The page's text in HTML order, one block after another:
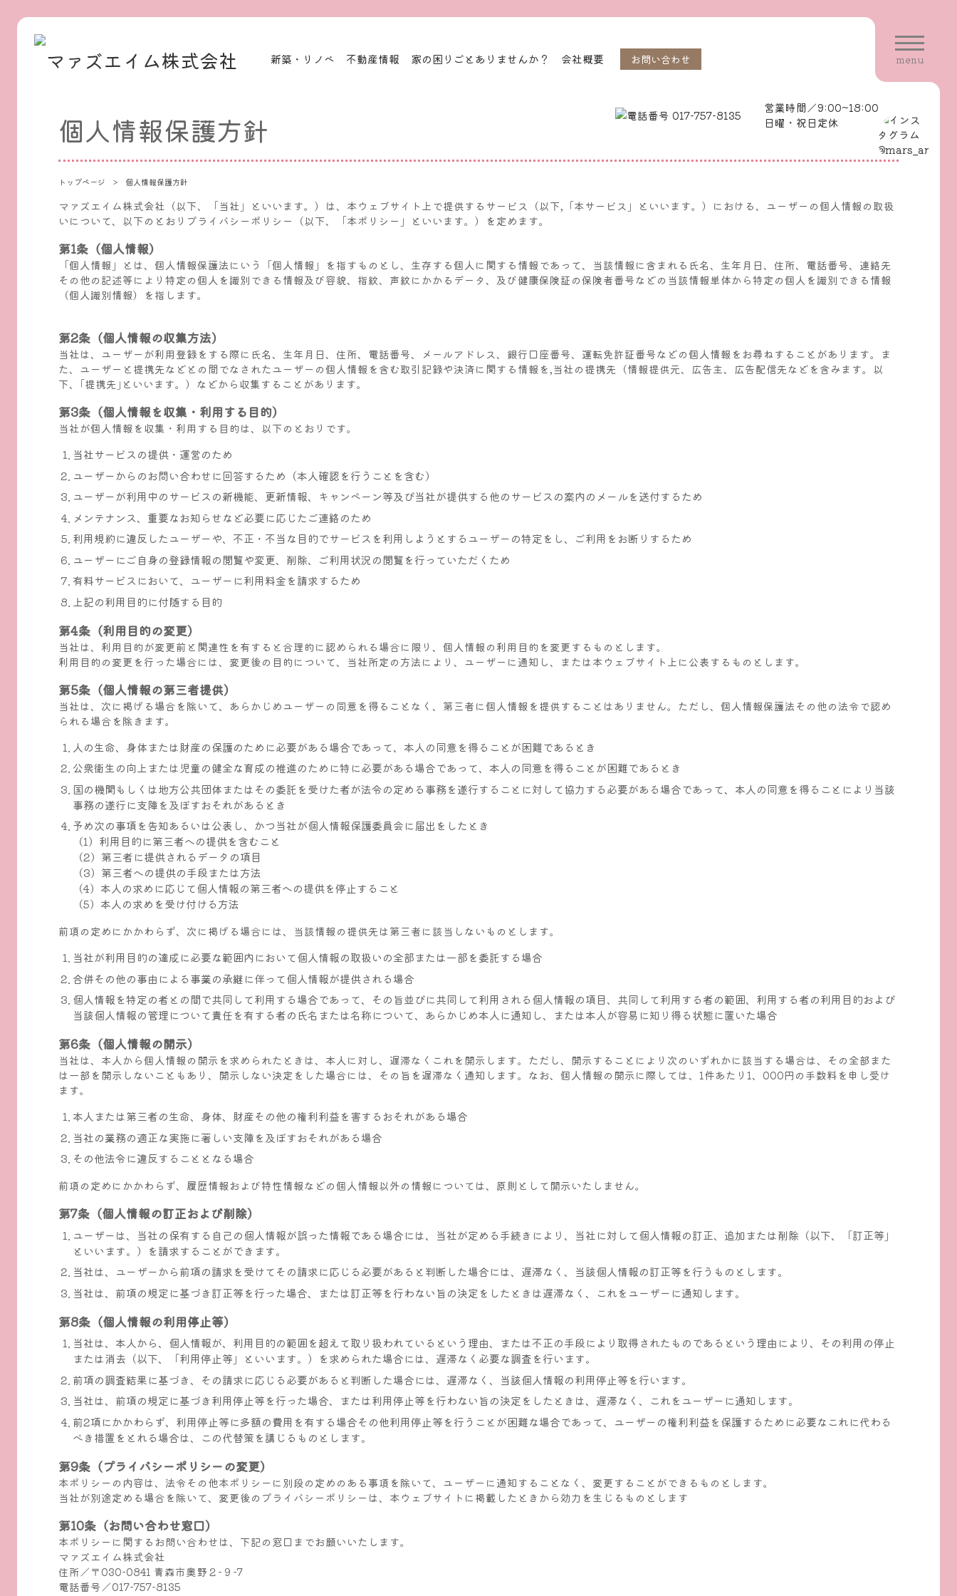
新築・リノベ 不動産情報 家の困りごとありませんか？ 会社概要 お問い合わせ menu
営業時間／9:00~18:00
日曜・祝日定休
個人情報保護方針
トップページ 個人情報保護方針
マァズエイム株式会社（以下、「当社」といいます。）は、本ウェブサイト上で提供するサービス（以下,「本サービス」といいます。）における、ユーザーの個人情報の取扱
いについて、以下のとおりプライバシーポリシー（以下、「本ポリシー」といいます。）を定めます。
第1条（個人情報）
「個人情報」とは、個人情報保護法にいう「個人情報」を指すものとし、生存する個人に関する情報であって、当該情報に含まれる氏名、生年月日、住所、電話番号、連絡先
その他の記述等により特定の個人を識別できる情報及び容貌、指紋、声紋にかかるデータ、及び健康保険証の保険者番号などの当該情報単体から特定の個人を識別できる情報
（個人識別情報）を指します。
第2条（個人情報の収集方法）
当社は、ユーザーが利用登録をする際に氏名、生年月日、住所、電話番号、メールアドレス、銀行口座番号、運転免許証番号などの個人情報をお尋ねすることがあります。ま
た、ユーザーと提携先などとの間でなされたユーザーの個人情報を含む取引記録や決済に関する情報を,当社の提携先（情報提供元、広告主、広告配信先などを含みます。以
下、｢提携先｣といいます。）などから収集することがあります。
第3条（個人情報を収集・利用する目的）
当社が個人情報を収集・利用する目的は、以下のとおりです。
当社サービスの提供・運営のため
ユーザーからのお問い合わせに回答するため（本人確認を行うことを含む）
ユーザーが利用中のサービスの新機能、更新情報、キャンペーン等及び当社が提供する他のサービスの案内のメールを送付するため
メンテナンス、重要なお知らせなど必要に応じたご連絡のため
利用規約に違反したユーザーや、不正・不当な目的でサービスを利用しようとするユーザーの特定をし、ご利用をお断りするため
ユーザーにご自身の登録情報の閲覧や変更、削除、ご利用状況の閲覧を行っていただくため
有料サービスにおいて、ユーザーに利用料金を請求するため
上記の利用目的に付随する目的
第4条（利用目的の変更）
当社は、利用目的が変更前と関連性を有すると合理的に認められる場合に限り、個人情報の利用目的を変更するものとします。
利用目的の変更を行った場合には、変更後の目的について、当社所定の方法により、ユーザーに通知し、または本ウェブサイト上に公表するものとします。
第5条（個人情報の第三者提供）
当社は、次に掲げる場合を除いて、あらかじめユーザーの同意を得ることなく、第三者に個人情報を提供することはありません。ただし、個人情報保護法その他の法令で認め
られる場合を除きます。
人の生命、身体または財産の保護のために必要がある場合であって、本人の同意を得ることが困難であるとき
公衆衛生の向上または児童の健全な育成の推進のために特に必要がある場合であって、本人の同意を得ることが困難であるとき
国の機関もしくは地方公共団体またはその委託を受けた者が法令の定める事務を遂行することに対して協力する必要がある場合であって、本人の同意を得ることにより当該
事務の遂行に支障を及ぼすおそれがあるとき
予め次の事項を告知あるいは公表し、かつ当社が個人情報保護委員会に届出をしたとき
（1）利用目的に第三者への提供を含むこと
（2）第三者に提供されるデータの項目
（3）第三者への提供の手段または方法
（4）本人の求めに応じて個人情報の第三者への提供を停止すること
（5）本人の求めを受け付ける方法
前項の定めにかかわらず、次に掲げる場合には、当該情報の提供先は第三者に該当しないものとします。
当社が利用目的の達成に必要な範囲内において個人情報の取扱いの全部または一部を委託する場合
合併その他の事由による事業の承継に伴って個人情報が提供される場合
個人情報を特定の者との間で共同して利用する場合であって、その旨並びに共同して利用される個人情報の項目、共同して利用する者の範囲、利用する者の利用目的および
当該個人情報の管理について責任を有する者の氏名または名称について、あらかじめ本人に通知し、または本人が容易に知り得る状態に置いた場合
第6条（個人情報の開示）
当社は、本人から個人情報の開示を求められたときは、本人に対し、遅滞なくこれを開示します。ただし、開示することにより次のいずれかに該当する場合は、その全部また
は一部を開示しないこともあり、開示しない決定をした場合には、その旨を遅滞なく通知します。なお、個人情報の開示に際しては、1件あたり1、000円の手数料を申し受け
ます。
本人または第三者の生命、身体、財産その他の権利利益を害するおそれがある場合
当社の業務の適正な実施に著しい支障を及ぼすおそれがある場合
その他法令に違反することとなる場合
前項の定めにかかわらず、履歴情報および特性情報などの個人情報以外の情報については、原則として開示いたしません。
第7条（個人情報の訂正および削除）
ユーザーは、当社の保有する自己の個人情報が誤った情報である場合には、当社が定める手続きにより、当社に対して個人情報の訂正、追加または削除（以下、「訂正等」
といいます。）を請求することができます。
当社は、ユーザーから前項の請求を受けてその請求に応じる必要があると判断した場合には、遅滞なく、当該個人情報の訂正等を行うものとします。
当社は、前項の規定に基づき訂正等を行った場合、または訂正等を行わない旨の決定をしたときは遅滞なく、これをユーザーに通知します。
第8条（個人情報の利用停止等）
当社は、本人から、個人情報が、利用目的の範囲を超えて取り扱われているという理由、または不正の手段により取得されたものであるという理由により、その利用の停止
または消去（以下、「利用停止等」といいます。）を求められた場合には、遅滞なく必要な調査を行います。
前項の調査結果に基づき、その請求に応じる必要があると判断した場合には、遅滞なく、当該個人情報の利用停止等を行います。
当社は、前項の規定に基づき利用停止等を行った場合、または利用停止等を行わない旨の決定をしたときは、遅滞なく、これをユーザーに通知します。
前2項にかかわらず、利用停止等に多額の費用を有する場合その他利用停止等を行うことが困難な場合であって、ユーザーの権利利益を保護するために必要なこれに代わる
べき措置をとれる場合は、この代替策を講じるものとします。
第9条（プライバシーポリシーの変更）
本ポリシーの内容は、法令その他本ポリシーに別段の定めのある事項を除いて、ユーザーに通知することなく、変更することができるものとします。
当社が別途定める場合を除いて、変更後のプライバシーポリシーは、本ウェブサイトに掲載したときから効力を生じるものとします
第10条（お問い合わせ窓口）
本ポリシーに関するお問い合わせは、下記の窓口までお願いいたします。
マァズエイム株式会社
住所／〒030-0841 青森市奥野２-９-7
電話番号／017-757-8135